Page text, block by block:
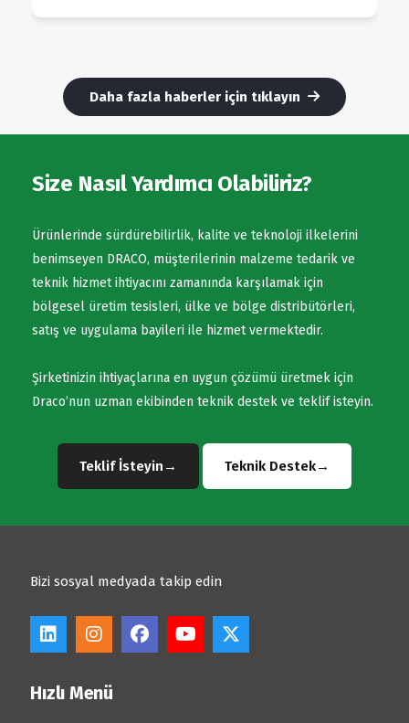
Daha fazla haberler için tıklayın
Size Nasıl Yardımcı Olabiliriz?
Ürünlerinde sürdürebilirlik, kalite ve teknoloji ilkelerini
benimseyen DRACO, müşterilerinin malzeme tedarik ve
teknik hizmet ihtiyacını zamanında karşılamak için
bölgesel üretim tesisleri, ülke ve bölge distribütörleri,
satış ve uygulama bayileri ile hizmet vermektedir.
Şirketinizin ihtiyaçlarına en uygun çözümü üretmek için
Draco’nun uzman ekibinden teknik destek ve teklif isteyin.
Teklif İsteyin → Teknik Destek→
Bizi sosyal medyada takip edin
Hızlı Menü